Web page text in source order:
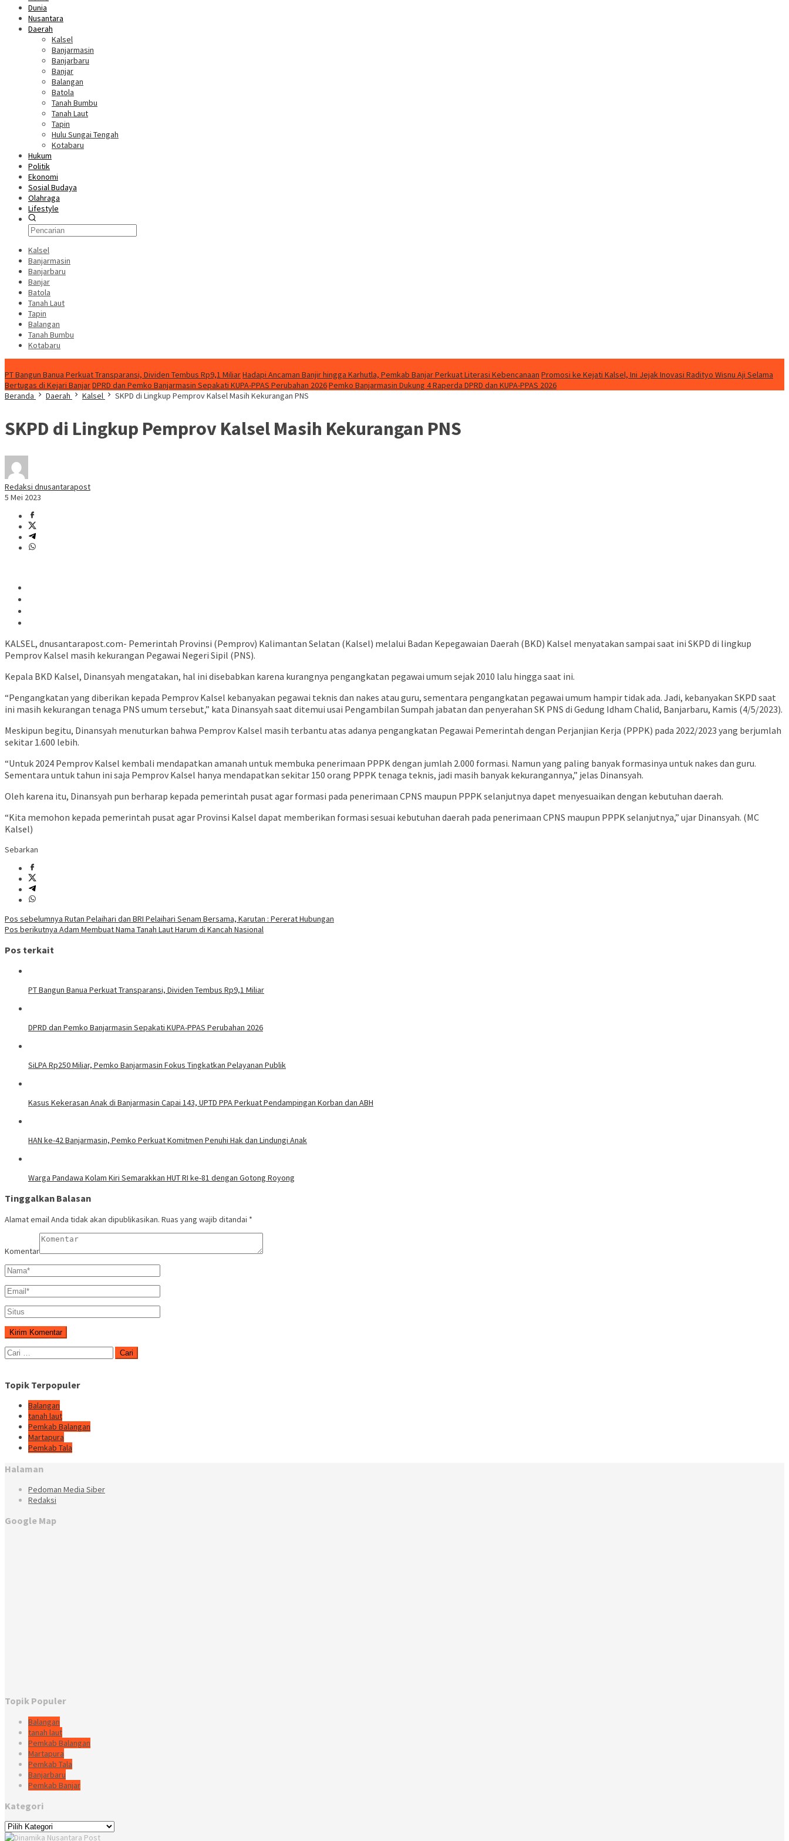
Dunia
Nusantara
Daerah
Kalsel
Banjarmasin
Banjarbaru
Banjar
Balangan
Batola
Tanah Bumbu
Tanah Laut
Tapin
Hulu Sungai Tengah
Kotabaru
Hukum
Politik
Ekonomi
Sosial Budaya
Olahraga
Lifestyle
Kalsel
Banjarmasin
Banjarbaru
Banjar
Batola
Tanah Laut
Tapin
Balangan
Tanah Bumbu
Kotabaru
PT Bangun Banua Perkuat Transparansi, Dividen Tembus Rp9,1 MiliarHadapi Ancaman Banjir hingga Karhutla, Pemkab Banjar Perkuat Literasi Kebencanaan Promosi ke Kejati Kalsel, Ini Jejak Inovasi Radityo Wisnu Aji Selama
Bertugas di Kejari BanjarDPRD dan Pemko Banjarmasin Sepakati KUPA-PPAS Perubahan 2026Pemko Banjarmasin Dukung 4 Raperda DPRD dan KUPA-PPAS 2026
Beranda
Daerah Kalsel SKPD di Lingkup Pemprov Kalsel Masih Kekurangan PNS
SKPD di Lingkup Pemprov Kalsel Masih Kekurangan PNS
Redaksi dnusantarapost
5 Mei 2023
KALSEL, dnusantarapost.com- Pemerintah Provinsi (Pemprov) Kalimantan Selatan (Kalsel) melalui Badan Kepegawaian Daerah (BKD) Kalsel menyatakan sampai saat ini SKPD di lingkup
Pemprov Kalsel masih kekurangan Pegawai Negeri Sipil (PNS).
Kepala BKD Kalsel, Dinansyah mengatakan, hal ini disebabkan karena kurangnya pengangkatan pegawai umum sejak 2010 lalu hingga saat ini.
“Pengangkatan yang diberikan kepada Pemprov Kalsel kebanyakan pegawai teknis dan nakes atau guru, sementara pengangkatan pegawai umum hampir tidak ada. Jadi, kebanyakan SKPD saat
ini masih kekurangan tenaga PNS umum tersebut,” kata Dinansyah saat ditemui usai Pengambilan Sumpah jabatan dan penyerahan SK PNS di Gedung Idham Chalid, Banjarbaru, Kamis (4/5/2023).
Meskipun begitu, Dinansyah menuturkan bahwa Pemprov Kalsel masih terbantu atas adanya pengangkatan Pegawai Pemerintah dengan Perjanjian Kerja (PPPK) pada 2022/2023 yang berjumlah
sekitar 1.600 lebih.
“Untuk 2024 Pemprov Kalsel kembali mendapatkan amanah untuk membuka penerimaan PPPK dengan jumlah 2.000 formasi. Namun yang paling banyak formasinya untuk nakes dan guru.
Sementara untuk tahun ini saja Pemprov Kalsel hanya mendapatkan sekitar 150 orang PPPK tenaga teknis, jadi masih banyak kekurangannya,” jelas Dinansyah.
Oleh karena itu, Dinansyah pun berharap kepada pemerintah pusat agar formasi pada penerimaan CPNS maupun PPPK selanjutnya dapet menyesuaikan dengan kebutuhan daerah.
“Kita memohon kepada pemerintah pusat agar Provinsi Kalsel dapat memberikan formasi sesuai kebutuhan daerah pada penerimaan CPNS maupun PPPK selanjutnya,” ujar Dinansyah. (MC
Kalsel)
Sebarkan
Navigasi
pos
Pos sebelumnya Rutan Pelaihari dan BRI Pelaihari Senam Bersama, Karutan : Pererat Hubungan
Pos berikutnya Adam Membuat Nama Tanah Laut Harum di Kancah Nasional
Pos terkait
PT Bangun Banua Perkuat Transparansi, Dividen Tembus Rp9,1 Miliar
DPRD dan Pemko Banjarmasin Sepakati KUPA-PPAS Perubahan 2026
SiLPA Rp250 Miliar, Pemko Banjarmasin Fokus Tingkatkan Pelayanan Publik
Kasus Kekerasan Anak di Banjarmasin Capai 143, UPTD PPA Perkuat Pendampingan Korban dan ABH
HAN ke-42 Banjarmasin, Pemko Perkuat Komitmen Penuhi Hak dan Lindungi Anak
Warga Pandawa Kolam Kiri Semarakkan HUT RI ke-81 dengan Gotong Royong
Tinggalkan Balasan
Alamat email Anda tidak akan dipublikasikan. Ruas yang wajib ditandai *
Komentar
Cari
untuk:
Topik Terpopuler
Balangan
tanah laut
Pemkab Balangan
Martapura
Pemkab Tala
Halaman
Pedoman Media Siber
Redaksi
Google Map
Topik Populer
Balangan
tanah laut
Pemkab Balangan
Martapura
Pemkab Tala
Banjarbaru
Pemkab Banjar
Kategori
Kategori